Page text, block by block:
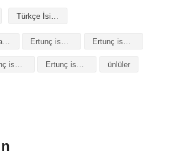
Türkçe İsimler
arapça yazılışı
Ertunç isminin kökeni Ertunç isminin numerolojisi ünlüler